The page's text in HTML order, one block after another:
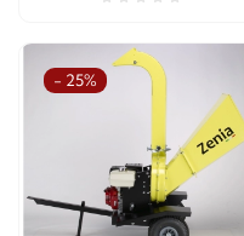
- 25%